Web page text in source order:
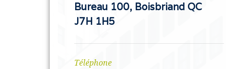
Bureau 100, Boisbriand QC
J7H 1H5
Téléphone